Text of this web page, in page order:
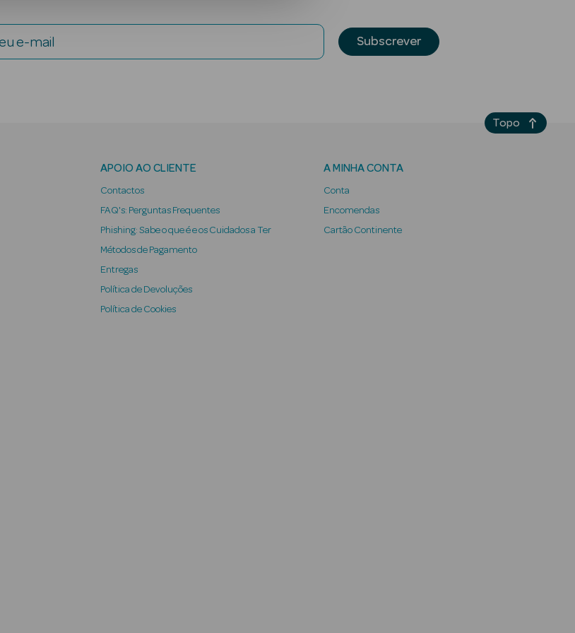
e-mail Subscrever
APOIO AO CLIENTE
Contactos
FAQ's: Perguntas Frequentes
Phishing: Sabe o que é e os Cuidados a Ter
Métodos de Pagamento
Entregas
Política de Devoluções
Política de Cookies
A MINHA CONTA
Conta
Encomendas
Cartão Continente
Topo